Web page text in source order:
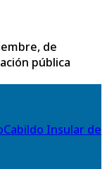
de
pública
Cabildo Insular de